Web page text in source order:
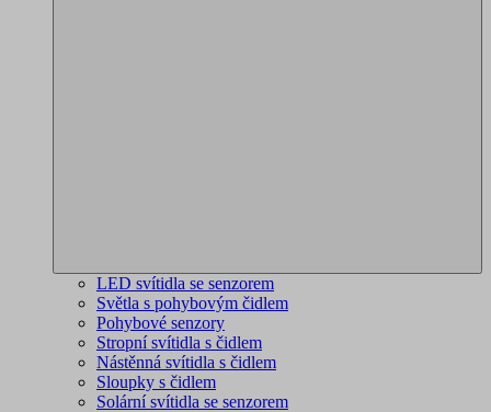
LED svítidla se senzorem
Světla s pohybovým čidlem
Pohybové senzory
Stropní svítidla s čidlem
Nástěnná svítidla s čidlem
Sloupky s čidlem
Solární svítidla se senzorem